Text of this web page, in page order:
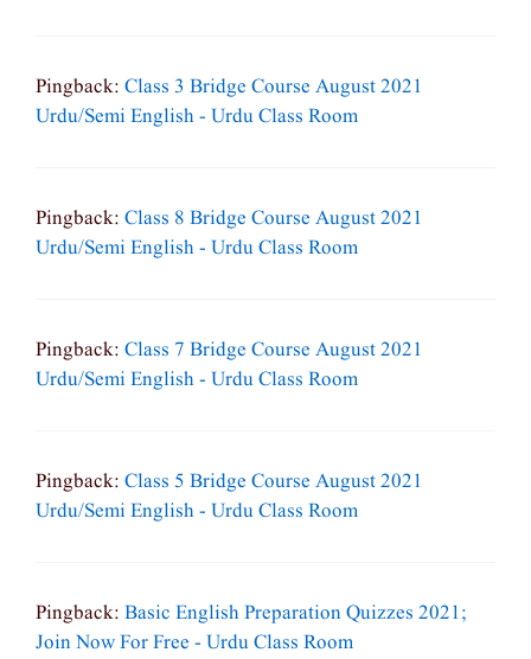
Pingback: Class 3 Bridge Course August 2021
Urdu/semi English - Urdu Class Room
Pingback: Class 8 Bridge Course August 2021
Urdu/semi English - Urdu Class Room
Pingback: Class 7 Bridge Course August 2021
Urdu/semi English - Urdu Class Room
Pingback: Class 5 Bridge Course August 2021
Urdu/semi English - Urdu Class Room
Pingback: Basic English Preparation Quizzes 2021;
Join Now For Free - Urdu Class Room